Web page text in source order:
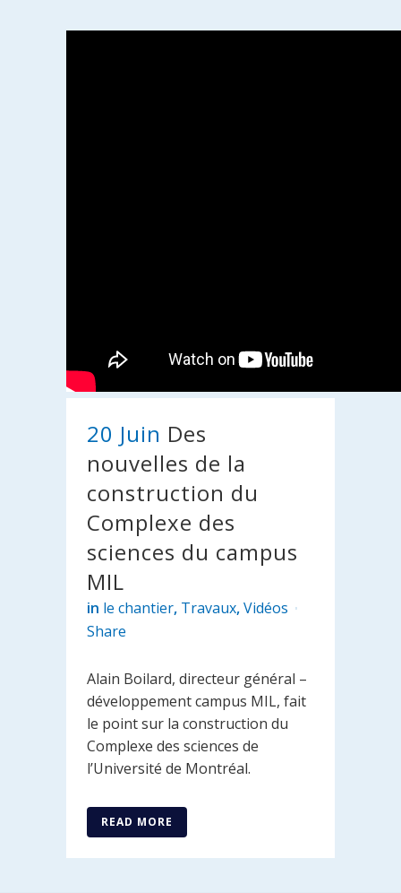
20 Juin Des
nouvelles de la
construction du
Complexe des
sciences du campus
MIL
in le chantier, Travaux,Vidéos
Share
Alain Boilard, directeur général –
développement campus MIL, fait
le point sur la construction du
Complexe des sciences de
l’Université de Montréal.
READ MORE